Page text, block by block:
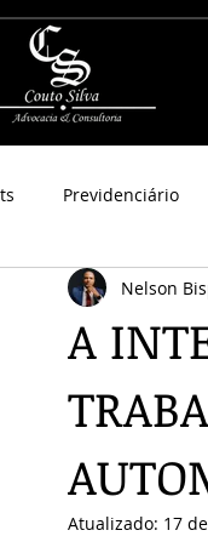
Previdenciário
A
Nelson
Atualizado: 17